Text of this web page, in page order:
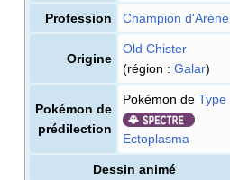
Profession Champion d'Arène
Origine
Old Chister
(région : Galar)
Pokémon de
prédilection
Pokémon de Type
Ectoplasma
Dessin animé